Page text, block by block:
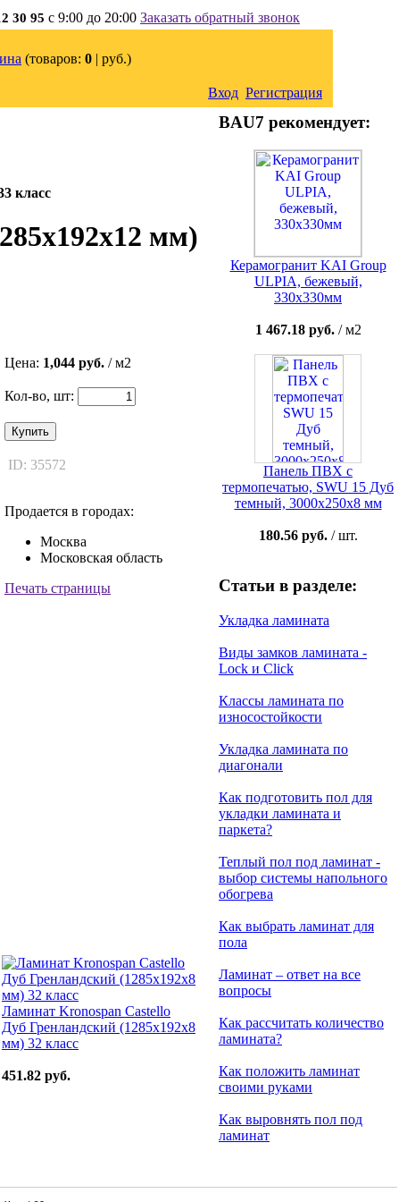
30 95 с 9:00 до 20:00 Заказать обратный звонок
(товаров: 0 | руб.)
Вход Регистрация
класс
мм)
Цена: 1,044 руб. / м2
Кол-во, шт:
Купить
ID: 35572
Продается в городах:
Москва
Московская область
Печать страницы
Ламинат Kronospan Castello
Дуб Гренландский (1285x192x8
мм) 32 класс
451.82 руб.
BAU7 рекомендует:
Керамогранит KAI Group
ULPIA, бежевый,
330x330мм
1 467.18 руб./ м2
Панель ПВХ с
термопечатью, SWU 15 Дуб
темный, 3000x250x8 мм
180.56 руб./ шт.
Статьи в разделе:
Укладка ламината
Виды замков ламината -
Lock и Click
Классы ламината по
износостойкости
Укладка ламината по
диагонали
Как подготовить пол для
укладки ламината и
паркета?
Теплый пол под ламинат -
выбор системы напольного
обогрева
Как выбрать ламинат для
пола
Ламинат – ответ на все
вопросы
Как рассчитать количество
ламината?
Как положить ламинат
своими руками
Как выровнять пол под
ламинат